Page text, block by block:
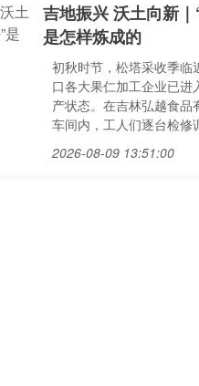
吉地振兴 沃土向新｜
是怎样炼成的
初秋时节，松塔采收季临
口各大果仁加工企业已进
产状态。在吉林弘越食品
车间内，工人们逐台检修
2026-08-09 13:51:00